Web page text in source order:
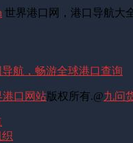
世界港口网，港口导航大
航，畅游全球港口查询
港口网站版权所有.@九问